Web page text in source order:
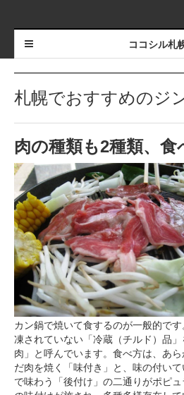
ココシル札
札幌でおすすめのジ
肉の種類も2種類、食
カン鍋で焼いて食するのが一般的で
凍されていない「冷蔵（チルド）品
肉」と呼んでいます。食べ方は、あ
だ肉を焼く「味付き」と、味の付い
で味わう「後付け」の二通りがポピ